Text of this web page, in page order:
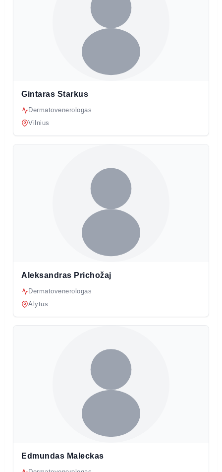
Gintaras Starkus
Dermatovenerologas
Vilnius
Aleksandras Prichožaj
Dermatovenerologas
Alytus
Edmundas Maleckas